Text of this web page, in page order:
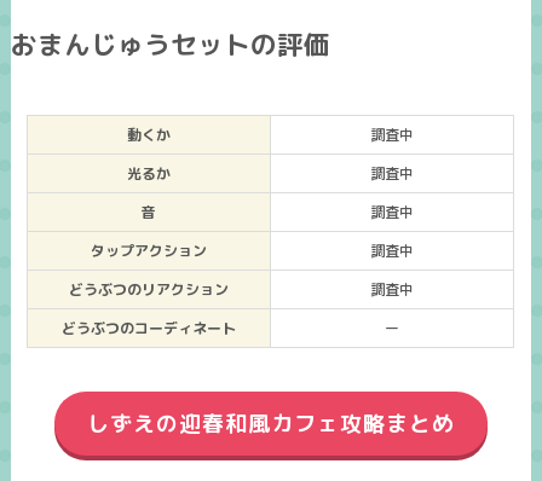
おまんじゅうセットの評価
動くか
調査中
光るか
調査中
音
調査中
タップアクション
調査中
どうぶつのリアクション
調査中
どうぶつのコーディネート
ー
しずえの迎春和風カフェ攻略まとめ